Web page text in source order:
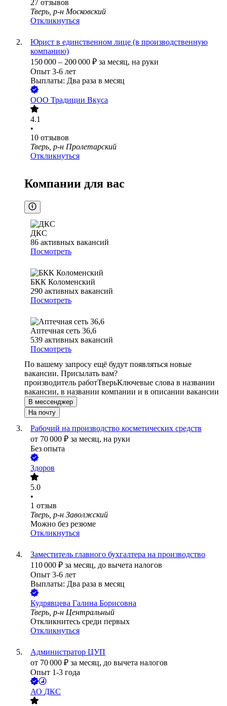
27 отзывов
Тверь, р-н Московский
Откликнуться
Юрист в единственном лице (в производственную
компанию)
150 000 – 200 000 ₽ за месяц, на руки
Опыт 3-6 лет
Выплаты: Два раза в месяц
ООО Традиции Вкуса
4.1
•
10 отзывов
Тверь, р-н Пролетарский
Откликнуться
Компании для вас
ДКС
86 активных вакансий
Посмотреть
БКК Коломенский
290 активных вакансий
Посмотреть
Аптечная сеть 36,6
539 активных вакансий
Посмотреть
По вашему запросу ещё будут появляться новые
вакансии. Присылать вам?
производитель работТверьКлючевые слова в названии
вакансии, в названии компании и в описании вакансии
В мессенджер
На почту
Рабочий на производство косметических средств
от 70 000 ₽ за месяц, на руки
Без опыта
Здоров
5.0
•
1 отзыв
Тверь, р-н Заволжский
Можно без резюме
Откликнуться
Заместитель главного бухгалтера на производство
110 000 ₽ за месяц, до вычета налогов
Опыт 3-6 лет
Выплаты: Два раза в месяц
Кудрявцева Галина Борисовна
Тверь, р-н Центральный
Откликнитесь среди первых
Откликнуться
Администратор ЦУП
от 70 000 ₽ за месяц, до вычета налогов
Опыт 1-3 года
АО ДКС